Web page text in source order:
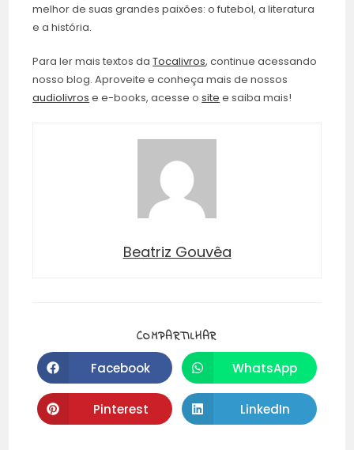
melhor de suas grandes paixões: o futebol, a literatura
e a história.
Para ler mais textos daTocalivros, continue acessando
nosso blog. Aproveite e conheça mais de nossos
audiolivros e e-books, acesse osite e saiba mais!
Beatriz Gouvêa
COMPARTILHAR
Facebook
WhatsApp
Pinterest LinkedIn